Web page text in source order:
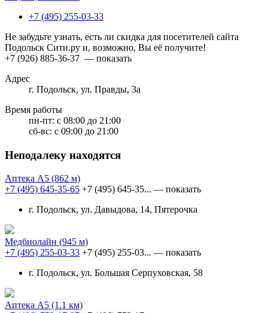
+7 (495) 255-03-33
Не забудьте узнать, есть ли скидка для посетителей сайта
Подольск Сити.ру и, возможно, Вы её получите!
+7 (926) 885-36-37 — показать
Адрес
г. Подольск, ул. Правды, 3а
Время работы
пн-пт: с 08:00 до 21:00
сб-вс: с 09:00 до 21:00
Неподалеку находятся
Аптека А5 (862 м)
+7 (495) 645-35-65 +7 (495) 645-35... — показать
г. Подольск, ул. Давыдова, 14, Пятерочка
Медбиолайн (945 м)
+7 (495) 255-03-33 +7 (495) 255-03... — показать
г. Подольск, ул. Большая Серпуховская, 58
Аптека А5 (1.1 км)